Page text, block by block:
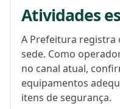
Atividades
A Prefeitura registra
sede. Como
no canal atual,
equipamentos
itens de segurança.